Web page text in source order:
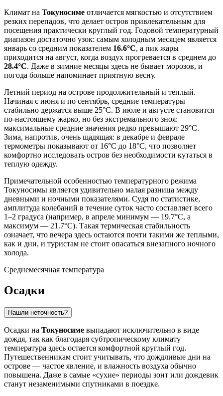
Климат на Токуносиме отличается мягкостью и отсутствием
резких перепадов, что делает остров привлекательным для
посещения практически круглый год. Годовой температурный
диапазон достаточно узок: самым холодным месяцем является
январь со средним показателем 16.6°C, а пик жары
приходится на август, когда воздух прогревается в среднем до
28.4°C. Даже в зимние месяцы здесь не бывает морозов, и
погода больше напоминает приятную весну.
Летний период на острове продолжительный и теплый.
Начиная с июня и по сентябрь, средние температуры
стабильно держатся выше 25°C. В июле и августе становится
по-настоящему жарко, но без экстремального зноя:
максимальные средние значения редко превышают 29°C.
Зима, напротив, очень щадящая: в декабре и феврале
термометры показывают от 16°C до 18°C, что позволяет
комфортно исследовать остров без необходимости кутаться в
теплую одежду.
Примечательной особенностью температурного режима
Токуносимы является удивительно малая разница между
дневными и ночными показателями. Судя по статистике,
амплитуда колебаний в течение суток часто составляет всего
1–2 градуса (например, в апреле минимум — 19.7°C, а
максимум — 21.7°C). Такая термическая стабильность
означает, что вечера здесь остаются почти такими же теплыми,
как и дни, и туристам не стоит опасаться внезапного ночного
холода.
Среднемесячная температура
Осадки
Нашли неточность?
Осадки на Токуносиме выпадают исключительно в виде
дождя, так как благодаря субтропическому климату
температура здесь остается комфортной круглый год.
Путешественникам стоит учитывать, что дождливые дни на
острове — частое явление, и влажность воздуха обычно
повышена. Даже в самые «сухие» периоды зонт или дождевик
станут незаменимыми спутниками в поездке.